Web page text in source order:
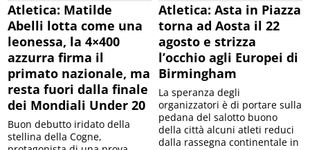
Atletica: Matilde
Abelli lotta come una
leonessa, la 4×400
azzurra firma il
primato nazionale, ma
resta fuori dalla finale
dei Mondiali Under 20
Buon debutto iridato della
stellina della Cogne,
Atletica: Asta in Piazza
torna ad Aosta il 22
agosto e strizza
l’occhio agli Europei di
Birmingham
La speranza degli
organizzatori è di portare sulla
pedana del salotto buono
della città alcuni atleti reduci
dalla rassegna continentale in